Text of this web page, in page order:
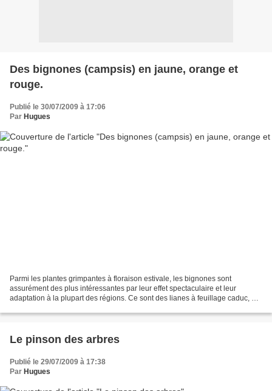
Des bignones (campsis) en jaune, orange et
rouge.
Publié le 30/07/2009 à 17:06
Par Hugues
Parmi les plantes grimpantes à floraison estivale, les bignones sont
assurément des plus intéressantes par leur effet spectaculaire et leur
adaptation à la plupart des régions. Ce sont des lianes à feuillage caduc, qui
Le pinson des arbres
Publié le 29/07/2009 à 17:38
Par Hugues